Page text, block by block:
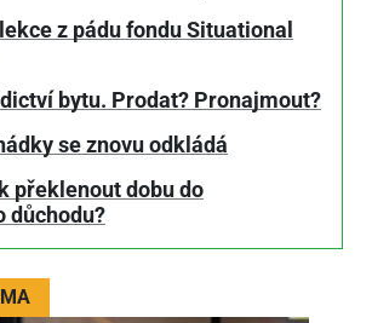
z pádu fondu Situational
bytu. Prodat? Pronajmout?
se znovu odkládá
překlenout dobu do
důchodu?